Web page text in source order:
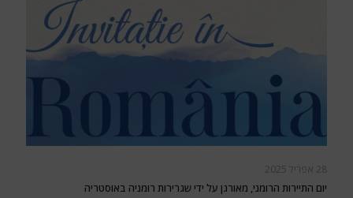
28 אפריל 2025
יום התיירות הרומני, מאורגן על ידי שגרירות רומניה באוסטריה